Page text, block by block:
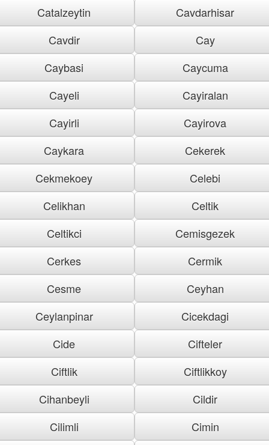
Catalzeytin
Cavdarhisar
Cavdir
Cay
Caybasi
Caycuma
Cayeli
Cayiralan
Cayirli
Cayirova
Caykara
Cekerek
Cekmekoey
Celebi
Celikhan
Celtik
Celtikci
Cemisgezek
Cerkes
Cermik
Cesme
Ceyhan
Ceylanpinar
Cicekdagi
Cide
Cifteler
Ciftlik
Ciftlikkoy
Cihanbeyli
Cildir
Cilimli
Cimin